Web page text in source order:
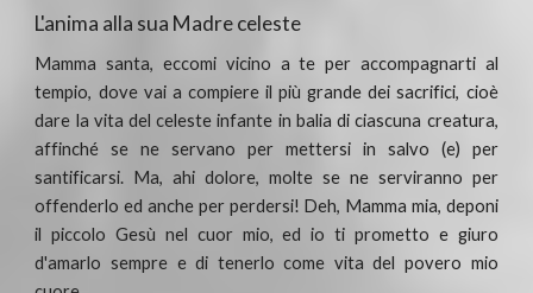
L'anima alla sua Madre celeste
Mamma santa, eccomi vicino a te per accompagnarti al
tempio, dove vai a compiere il più grande dei sacrifici, cioè
dare la vita del celeste infante in balia di ciascuna creatura,
affinché se ne servano per mettersi in salvo (e) per
santificarsi. Ma, ahi dolore, molte se ne serviranno per
offenderlo ed anche per perdersi! Deh, Mamma mia, deponi
il piccolo Gesù nel cuor mio, ed io ti prometto e giuro
d'amarlo sempre e di tenerlo come vita del povero mio